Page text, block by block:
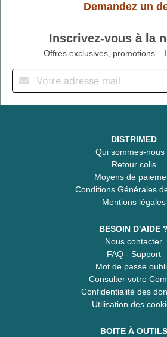
Demandez un
Inscrivez-vous à la
Offres exclusives, promotions...
DISTRIMED
Qui sommes-nous
Retour colis
Moyens de
Conditions Générales
Mentions légales
BESOIN D'AIDE ?
Nous contacter
FAQ - Support
Mot de passe
Consulter votre
Confidentialité des
Utilisation des
BOITE À OUTILS